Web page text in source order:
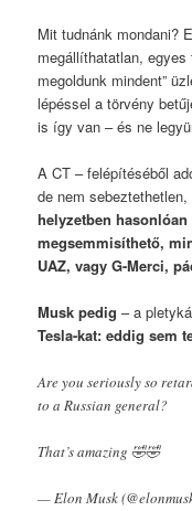
Mit tudnánk mondani?
megállíthatatlan, egyes
megoldunk mindent”
lépéssel a törvény
is így van – és ne
A CT – felépítéséből
de nem
helyzetben
megsemmisíthető,
UAZ, vagy G-Merci,
Musk pedig – a
Tesla-kat: eddig sem
Are you seriously so
to a Russian general?
That’s amazing 🤣🤣
— Elon Musk